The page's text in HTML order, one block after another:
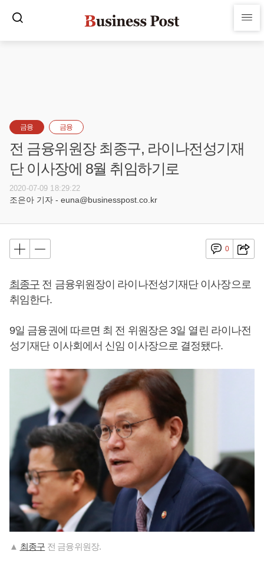
금융 금융
전 금융위원장 최종구, 라이나전성기재
단 이사장에 8월 취임하기로
2020-07-09 18:29:22
조은아 기자 - euna@businesspost.co.kr
0
최종구 전 금융위원장이 라이나전성기재단 이사장으로
취임한다.
9일 금융권에 따르면 최 전 위원장은 3일 열린 라이나전
성기재단 이사회에서 신임 이사장으로 결정됐다.
▲ 최종구 전 금융위원장.